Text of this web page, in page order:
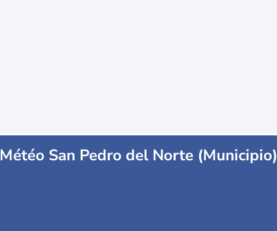
Météo San Pedro del Norte (Municipio)